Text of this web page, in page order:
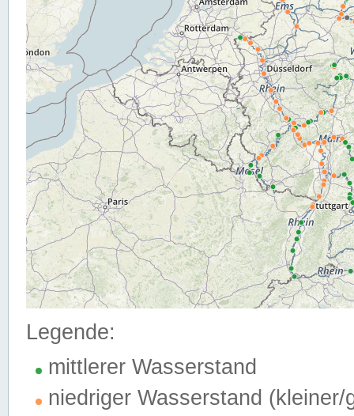
Legende:
mittlerer Wasserstand
niedriger Wasserstand (kleiner/